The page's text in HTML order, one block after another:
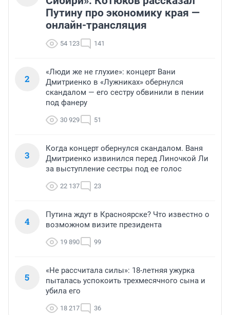
Путину про экономику края —
онлайн-трансляция
54 123 141
2
«Люди же не глухие»: концерт Вани
Дмитриенко в «Лужниках» обернулся
скандалом — его сестру обвинили в пении
под фанеру
30 929 51
3
Когда концерт обернулся скандалом. Ваня
Дмитриенко извинился перед Линочкой Ли
за выступление сестры под ее голос
22 137 23
4
Путина ждут в Красноярске? Что известно о
возможном визите президента
19 890 99
5
«Не рассчитала силы»: 18-летняя ужурка
пыталась успокоить трехмесячного сына и
убила его
18 217 36